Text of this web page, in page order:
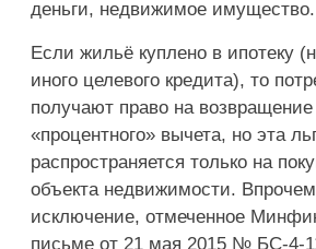
деньги, недвижимое имущество.
Если жильё куплено в ипотеку
иного целевого кредита), то
получают право на возвращение
«процентного» вычета, но эта
распространяется только на
объекта недвижимости.
исключение, отмеченное
письме от 21 мая 2015 № БС-4-